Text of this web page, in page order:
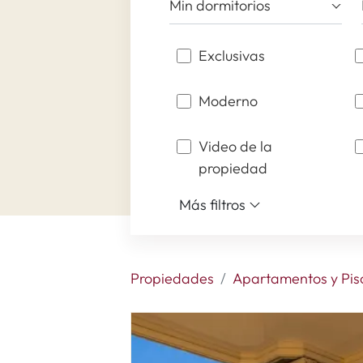
Min dormitorios
Exclusivas
Moderno
Video de la
propiedad
Más filtros
Propiedades Apartamentos y